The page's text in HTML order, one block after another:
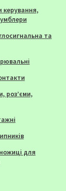
керування,
та
роз’єми,
для